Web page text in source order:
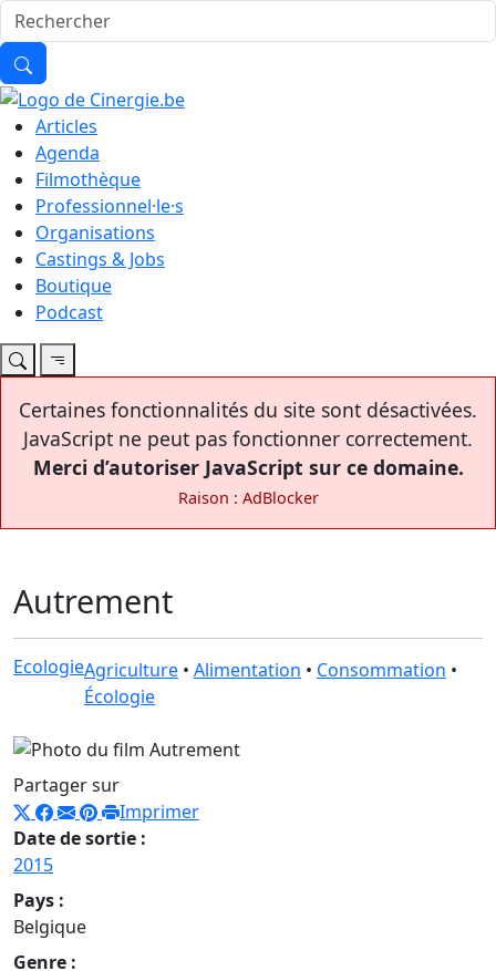
Articles
Agenda
Filmothèque
Professionnel·le·s
Organisations
Castings & Jobs
Boutique
Podcast
Certaines fonctionnalités du site sont désactivées.
JavaScript ne peut pas fonctionner correctement.
Merci d’autoriser JavaScript sur ce domaine.
Raison : AdBlocker
Autrement
EcologieAgriculture • Alimentation • Consommation •
Écologie
Partager sur
Imprimer
Date de sortie :
2015
Pays :
Belgique
Genre :